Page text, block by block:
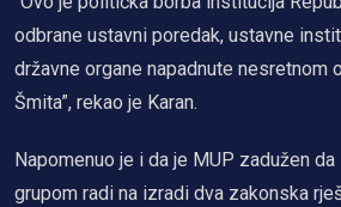
odbrane ustavni poredak, ustavne
državne organe napadnute nesretnom
Šmita”, rekao je Karan.
Napomenuo je i da je MUP zadužen
grupom radi na izradi dva zakonska